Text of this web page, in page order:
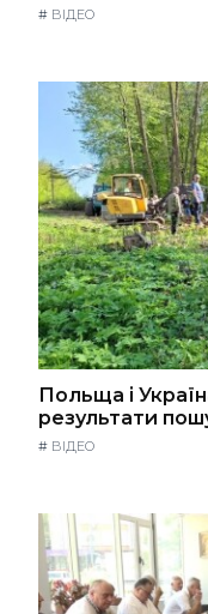
# ВІДЕО
Польща і
результати
# ВІДЕО